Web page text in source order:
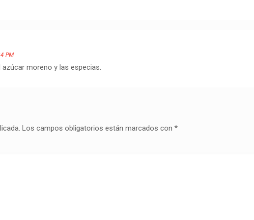
PM
azúcar moreno y las especias.
Los campos obligatorios están marcados con*